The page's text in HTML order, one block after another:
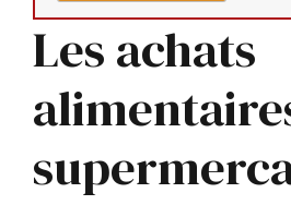
Les achats